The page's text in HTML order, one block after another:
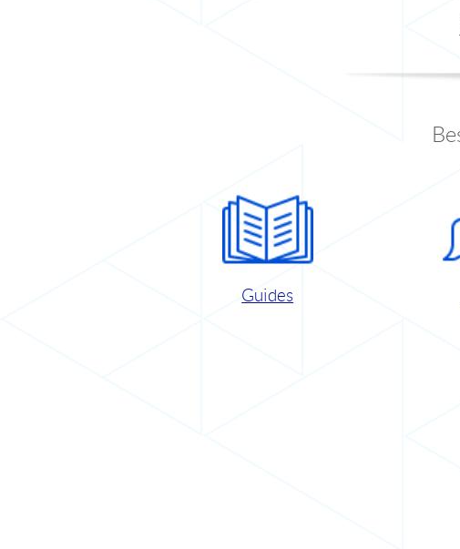
Guides